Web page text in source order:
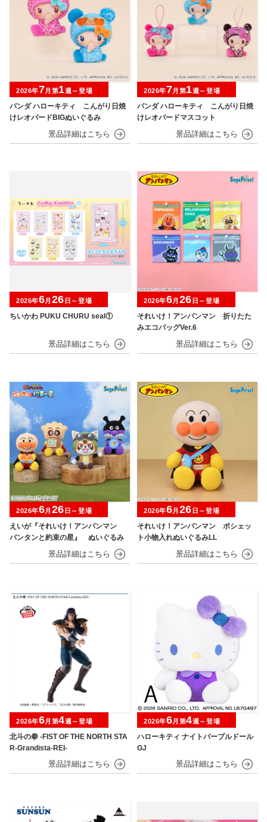
パンダ ハローキティ こんがり日焼
けレオパードBIGぬいぐるみ
2026年7月第1週～登場
パンダ ハローキティ こんがり日焼
けレオパードマスコット
2026年7月第1週～登場
ちいかわ PUKU CHURU seal①
2026年6月 26 日～登場
それいけ！アンパンマン 折りたた
みエコバッグVer.6
2026年6月 26 日～登場
えいが『それいけ！アンパンマン
パンタンと約束の星』 ぬいぐるみ
2026年6月 26 日～登場
それいけ！アンパンマン ポシェッ
ト小物入れぬいぐるみLL
2026年6月 26 日～登場
北斗の拳 -FIST OF THE NORTH STA
R-Grandista-REI-
2026年6月第4週～登場
ハローキティ ナイトパープルドール
GJ
2026年6月第4週～登場